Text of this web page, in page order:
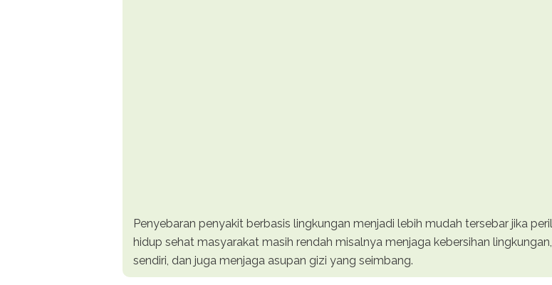
Penyebaran penyakit berbasis lingkungan menjadi lebih mudah tersebar jika
hidup sehat masyarakat masih rendah misalnya menjaga kebersihan
sendiri, dan juga menjaga asupan gizi yang seimbang.